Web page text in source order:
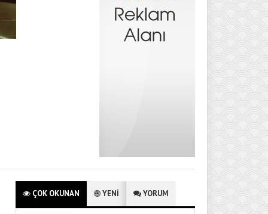
ÇOK OKUNAN YENİ YORUM